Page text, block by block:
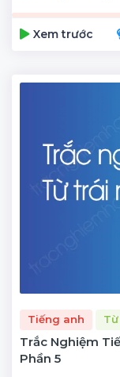
Xem trước
Tiếng anh
Trắc Nghiệm
Phần 5